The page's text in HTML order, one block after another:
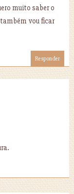
muito saber o
vou ficar
Responder